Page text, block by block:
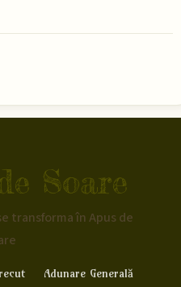
Soare
transforma în Apus de
Adunare Generală